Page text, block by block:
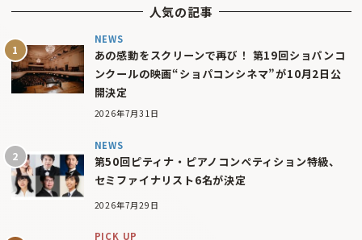
人気の記事
NEWS
あの感動をスクリーンで再び！ 第19回ショパンコ
ンクールの映画“ショパコンシネマ”が10月2日公
開決定
2026年7月31日
NEWS
第50回ピティナ・ピアノコンペティション特級、
セミファイナリスト6名が決定
2026年7月29日
PICK UP